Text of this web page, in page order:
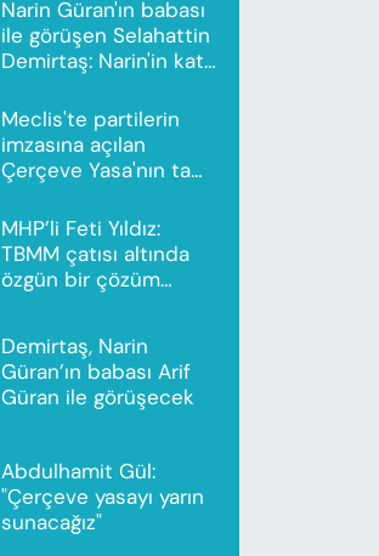
Narin Güran'ın babası
ile görüşen Selahattin
Demirtaş: Narin'in katili
Meclis'te partilerin
imzasına açılan
Çerçeve Yasa'nın tam
MHP’li Feti Yıldız:
TBMM çatısı altında
özgün bir çözüm
Demirtaş, Narin
Güran’ın babası Arif
Güran ile görüşecek
Abdulhamit Gül:
"Çerçeve yasayı yarın
sunacağız"